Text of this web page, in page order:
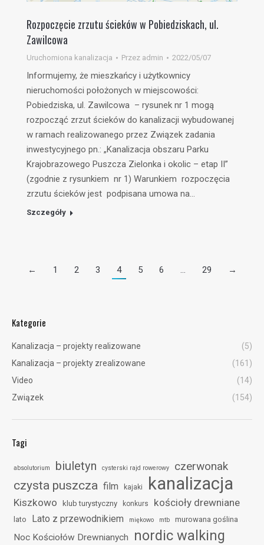
Rozpoczęcie zrzutu ścieków w Pobiedziskach, ul.
Zawilcowa
Uruchomiona kanalizacja Przez admin 2022/05/07
Informujemy, że mieszkańcy i użytkownicy
nieruchomości położonych w miejscowości:
Pobiedziska, ul. Zawilcowa – rysunek nr 1 mogą
rozpocząć zrzut ścieków do kanalizacji wybudowanej
w ramach realizowanego przez Związek zadania
inwestycyjnego pn.: „Kanalizacja obszaru Parku
Krajobrazowego Puszcza Zielonka i okolic – etap II”
(zgodnie z rysunkiem nr 1) Warunkiem rozpoczęcia
zrzutu ścieków jest podpisana umowa na…
Szczegóły
← 1 2 3 4 5 6 … 29 →
Kategorie
Kanalizacja – projekty realizowane
(5)
Kanalizacja – projekty zrealizowane
(161)
Video
(14)
Związek
(154)
Tagi
absolutorium biuletyn cysterski rajd rowerowy czerwonak
czysta puszcza film kajaki kanalizacja
Kiszkowo klub turystyczny konkurs kościoły drewniane
lato Lato z przewodnikiem miękowo mtb murowana goślina
Noc Kościołów Drewnianych nordic walking